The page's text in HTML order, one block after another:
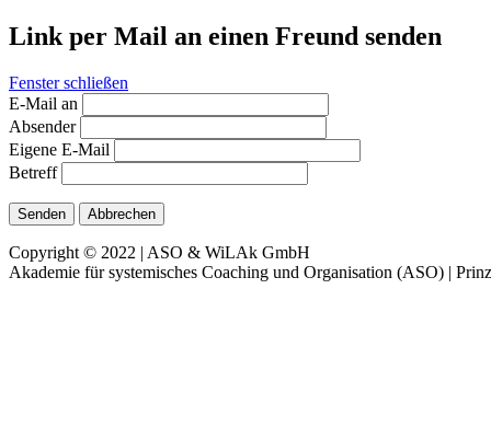
Link per Mail an einen Freund senden
Fenster schließen
E-Mail an
Absender
Eigene E-Mail
Betreff
Senden Abbrechen
Copyright © 2022 | ASO & WiLAk GmbH
Akademie für systemisches Coaching und Organisation (ASO) |